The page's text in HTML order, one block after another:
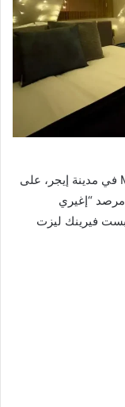
يقع مكان الإقامة Margaréta Garden & SPA في مدينة إيجر، على
إيجر و700 متر من مرصد “إغيري
فيرينك ليزت